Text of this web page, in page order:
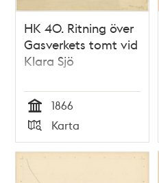
HK 40. Ritning över
Gasverkets tomt vid
Klara Sjö
Tid
1866
Typ
Karta